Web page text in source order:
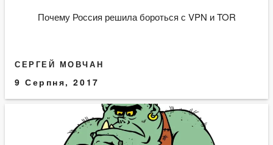
Почему Россия решила бороться с VPN и TOR
СЕРГЕЙ МОВЧАН
9 Серпня, 2017